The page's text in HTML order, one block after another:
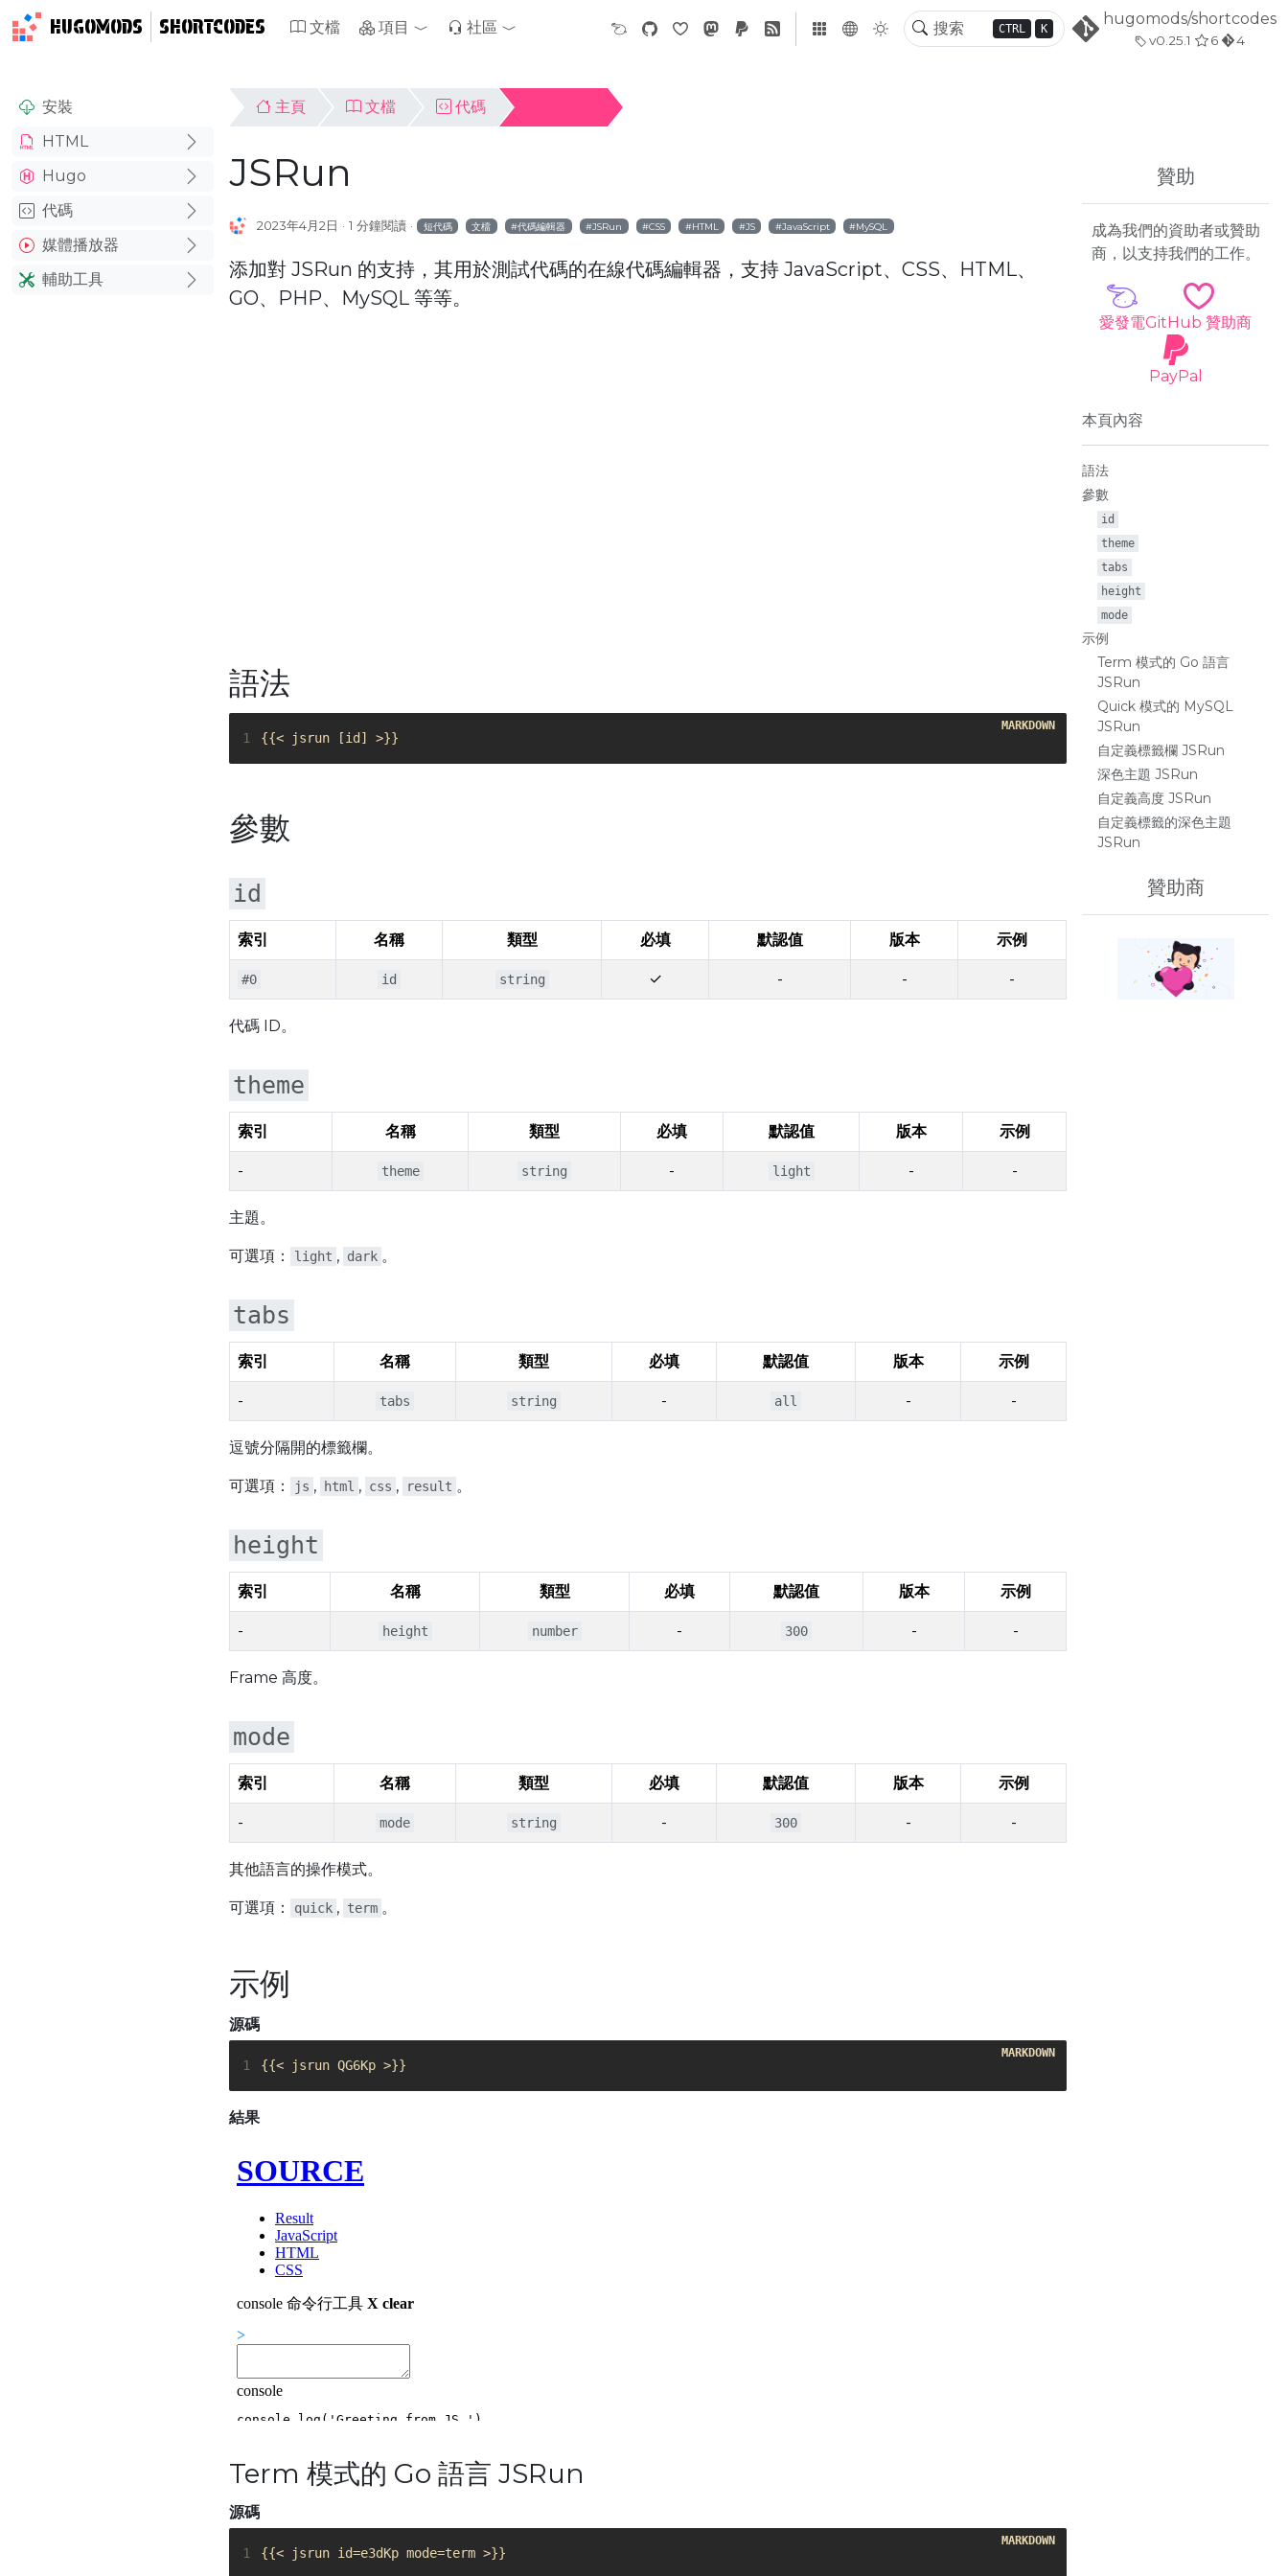
HUGOMODS SHORTCODES CTRL K
hugomods/shortcodes
v0.25.1 6 4
文檔 項目 社區
安裝
HTML
Hugo
代碼
媒體播放器
輔助工具
主頁 文檔 代碼
JSRun
2023年4月2日 1 分鐘閱讀 短代碼 文檔 代碼編輯器 JSRun CSS HTML JS JavaScript MySQL
添加對 JSRun 的支持，其用於測試代碼的在線代碼編輯器，支持 JavaScript、CSS、HTML、
GO、PHP、MySQL 等等。
贊助
成為我們的資助者或贊助
商，以支持我們的工作。
愛發電GitHub 贊助商
PayPal
本頁內容
語法
參數
id
theme
tabs
height
mode
示例
Term 模式的 Go 語言
JSRun
Quick 模式的 MySQL
JSRun
自定義標籤欄 JSRun
深色主題 JSRun
自定義高度 JSRun
自定義標籤的深色主題
JSRun
贊助商
語法
1
參數
id
索引 名稱 類型 必填 默認值 版本 示例
#0 id string ✓ - - -
代碼 ID。
theme
索引 名稱 類型 必填 默認值 版本 示例
- theme string - light - -
主題。
可選項： light , dark 。
tabs
索引 名稱 類型 必填 默認值 版本 示例
- tabs string - all - -
逗號分隔開的標籤欄。
可選項： js , html , css , result 。
height
索引 名稱 類型 必填 默認值 版本 示例
- height number - 300 - -
Frame 高度。
mode
索引 名稱 類型 必填 默認值 版本 示例
- mode string - 300 - -
其他語言的操作模式。
可選項： quick , term 。
示例
源碼
1 {{< jsrun QG6Kp >}}
結果
Term 模式的 Go 語言 JSRun
源碼
1 {{< jsrun id=e3dKp mode=term >}}